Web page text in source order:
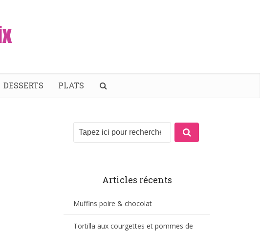
DESSERTS PLATS
Articles récents
Muffins poire & chocolat
Tortilla aux courgettes et pommes de